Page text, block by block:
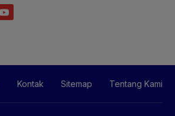
Kontak Sitemap Tentang Kami